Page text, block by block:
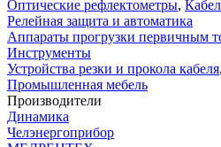
Оптические рефлектометры,
Релейная защита и автоматика
Аппараты прогрузки первичным
Инструменты
Устройства резки и прокола кабеля,
Промышленная мебель
Производители
Динамика
Челэнергоприбор